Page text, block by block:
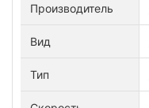
Производитель
Вид
Тип